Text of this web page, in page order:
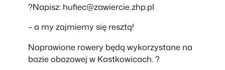
?Napisz: hufiec@zawiercie.zhp.pl
– a my zajmiemy się resztą!
Naprawione rowery będą wykorzystane na
bazie obozowej w Kostkowicach. ?